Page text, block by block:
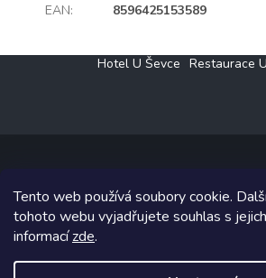
Tento web používá soubory cookie.
tohoto webu vyjadřujete souhlas s
informacízde.
EAN: 8596425153589
Hotel U Ševce Restaurace
Copyright 2026Elektro Klesný s.r.o..
Grafický návrh vytvořil a na Shoptet
Shoptetak.cz.